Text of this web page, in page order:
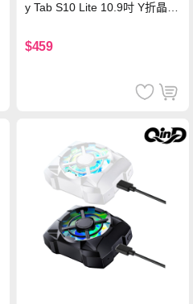
y Tab S10 Lite 10.9吋 Y折晶透
$459